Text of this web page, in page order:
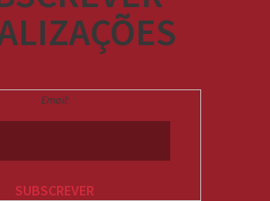
Email: